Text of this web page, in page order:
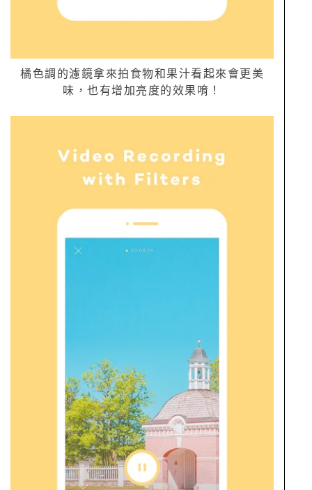
橘色調的濾鏡拿來拍食物和果汁看起來會更美
味，也有增加亮度的效果唷！